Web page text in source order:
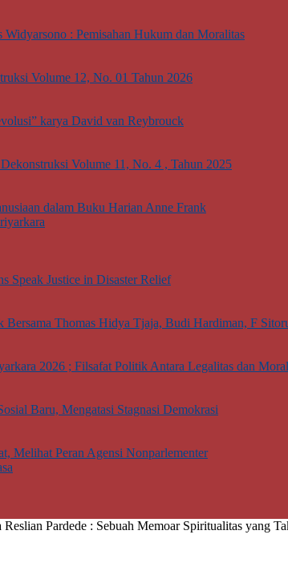
: Pemisahan Hukum dan Moralitas
Volume 12, No. 01 Tahun 2026
karya David van Reybrouck
Volume 11, No. 4 , Tahun 2025
dalam Buku Harian Anne Frank
Speak Justice in Disaster Relief
Bersama Thomas Hidya Tjaja, Budi Hardiman, F
2026 ; Filsafat Politik Antara Legalitas dan
Baru, Mengatasi Stagnasi Demokrasi
Melihat Peran Agensi Nonparlementer
Pardede : Sebuah Memoar Spiritualitas yang